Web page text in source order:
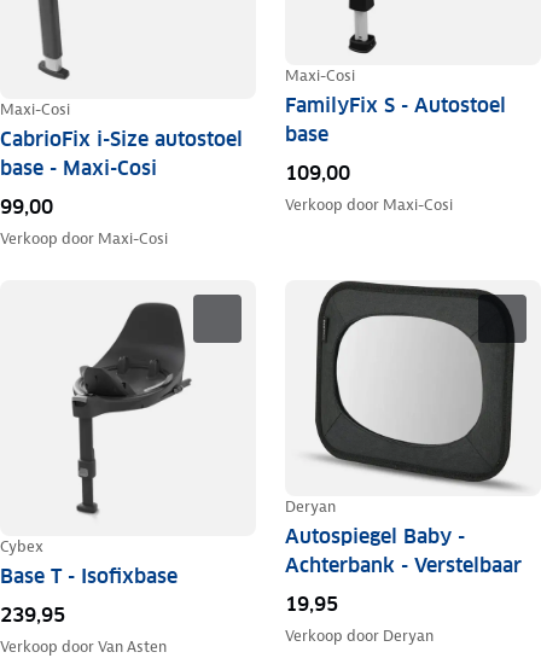
Maxi-Cosi
CabrioFix i-Size autostoel
base - Maxi-Cosi
99,00
Verkoop door Maxi-Cosi
Maxi-Cosi
FamilyFix S - Autostoel
base
109,00
Verkoop door Maxi-Cosi
Cybex
Base T - Isofixbase
239,95
Verkoop doorVan Asten
Deryan
Autospiegel Baby -
Achterbank - Verstelbaar
19,95
Verkoop door Deryan